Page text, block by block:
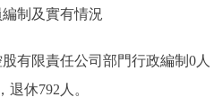
制及實有情況
限責任公司部門行政編制0人
退休792人。